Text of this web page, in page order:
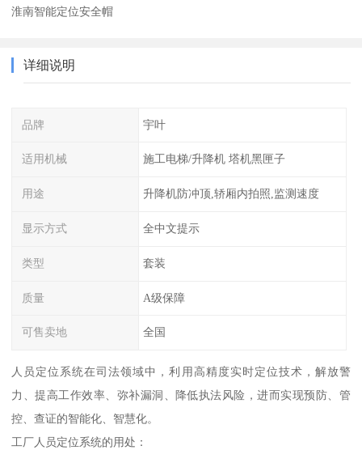
淮南智能定位安全帽
详细说明
品牌 宇叶
适用机械 施工电梯/升降机 塔机黑匣子
用途 升降机防冲顶,轿厢内拍照,监测速度
显示方式 全中文提示
类型 套装
质量 A级保障
可售卖地 全国
人员定位系统在司法领域中，利用高精度实时定位技术，解放警
力、提高工作效率、弥补漏洞、降低执法风险，进而实现预防、管
控、查证的智能化、智慧化。
工厂人员定位系统的用处：